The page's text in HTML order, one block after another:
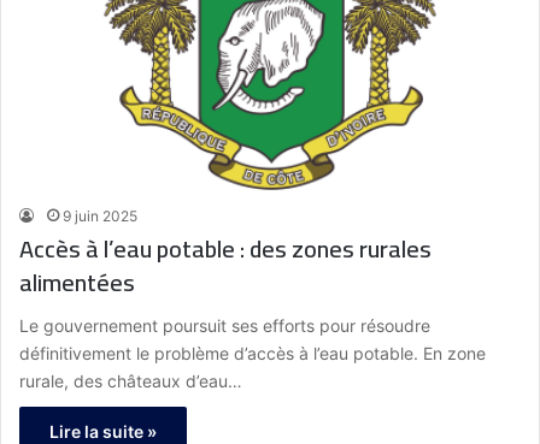
9 juin 2025
Accès à l’eau potable : des zones rurales
alimentées
Le gouvernement poursuit ses efforts pour résoudre
définitivement le problème d’accès à l’eau potable. En zone
rurale, des châteaux d’eau…
Lire la suite »